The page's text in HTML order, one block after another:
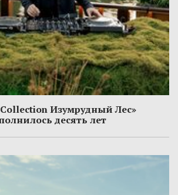
Collection Изумрудный Лес»
десять лет